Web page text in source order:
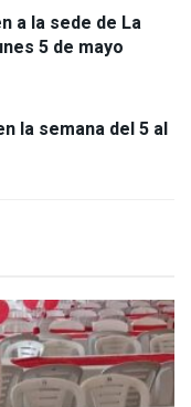
a la sede de La
5 de mayo
la semana del 5 al